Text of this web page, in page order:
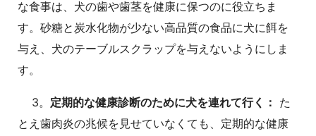
な食事は、犬の歯や歯茎を健康に保つのに役立ちま
す。砂糖と炭水化物が少ない高品質の食品に犬に餌を
与え、犬のテーブルスクラップを与えないようにしま
す。
3。 定期的な健康診断のために犬を連れて行く： た
とえ歯肉炎の兆候を見せていなくても、定期的な健康